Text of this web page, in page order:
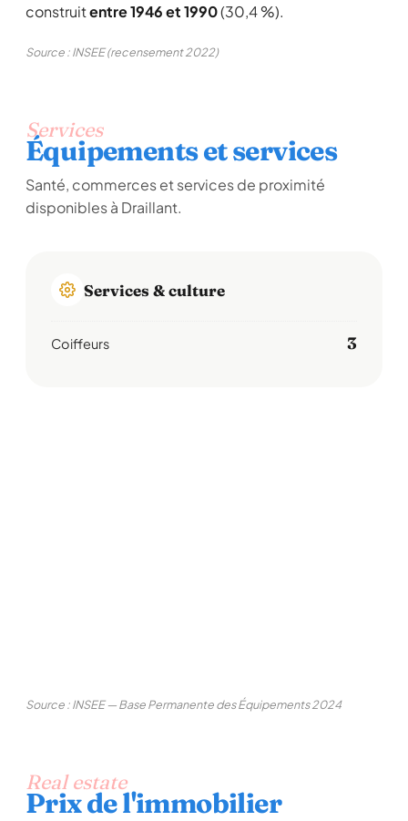
construitentre 1946 et 1990(30,4 %).
Source : INSEE (recensement 2022)
Services
Équipements et services
Santé, commerces et services de proximité
disponibles à Draillant.
Services & culture
Coiffeurs 3
Source : INSEE — Base Permanente des Équipements 2024
Real estate
Prix de l'immobilier